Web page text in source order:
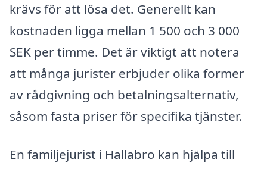
krävs för att lösa det. Generellt kan
kostnaden ligga mellan 1 500 och 3 000
SEK per timme. Det är viktigt att notera
att många jurister erbjuder olika former
av rådgivning och betalningsalternativ,
såsom fasta priser för specifika tjänster.
En familjejurist i Hallabro kan hjälpa till